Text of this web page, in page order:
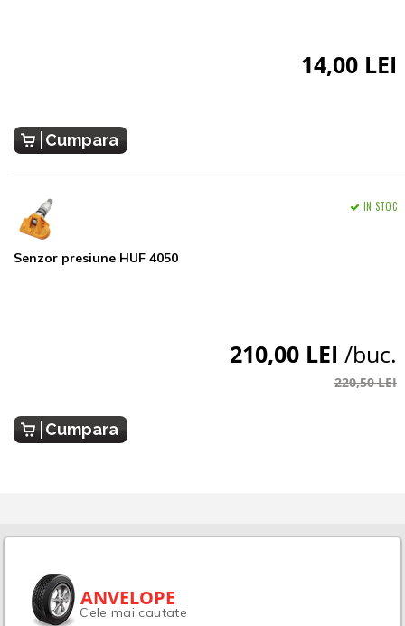
14,00 LEI
Cumpara
Senzor presiune HUF 4050
IN STOC
210,00 LEI /buc.
220,50 LEI
Cumpara
ANVELOPE
Cele mai cautate